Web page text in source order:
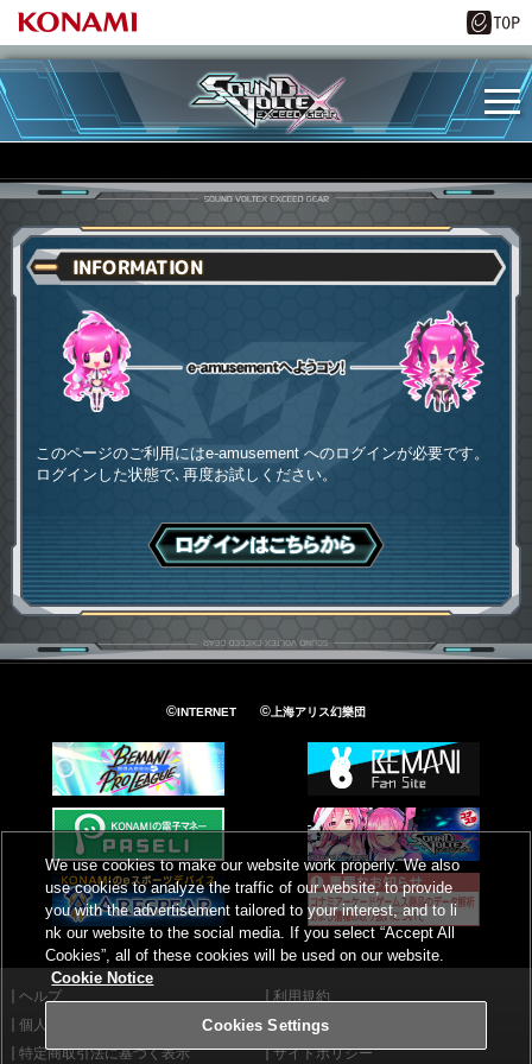
INFORMATION
このページのご利用にはe-amusement へのログインが必要です。
ログインした状態で､再度お試しください。
ログインはこちら
©INTERNET ©上海アリス幻樂団
ヘルプ
利用規約
個人情報等保護方針
外部送信について
特定商取引法に基づく表示
サイトポリシー
We use cookies to make our website work properly. We also
use cookies to analyze the traffic of our website, to provide
you with the advertisement tailored to your interest, and to li
nk our website to the social media. If you select “Accept All
Cookies”, all of these cookies will be used on our website.
Cookie Notice
Cookies Settings